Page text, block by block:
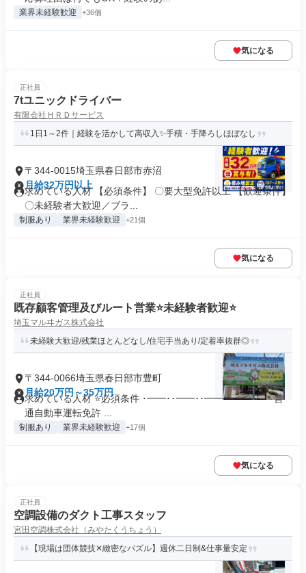
業界未経験歓迎 +36個
気になる
正社員
7tユニックドライバー
有限会社ＨＲＤサービス
1日1～2件｜経験を活かして高収入✨手積・手降ろしほぼなし
〒344-0015埼玉県春日部市赤沼
月給32万円以上
求めている人材 【必須条件】 〇要大型免許以上 【歓迎条件】
〇未経験者大歓迎／ブラ...
制服あり 業界未経験歓迎 +21個
気になる
正社員
既存顧客管理及びルート営業⭐未経験者歓迎⭐
埼玉マルヰガス株式会社
未経験大歓迎/残業ほとんどなし/住宅手当あり/定着率抜群◎
〒344-0066埼玉県春日部市豊町
月給20万円～35万円
求めている人材 ⭐必須条件 ･━━･･━━･･━━･･━━･･ ＊普
通自動車運転免許 ...
制服あり 業界未経験歓迎 +17個
気になる
正社員
空調設備のダクト工事スタッフ
宮田空調株式会社（みやたくうちょう）
【現場は団体競技✕緻密なパズル】週休二日制&仕事量安定